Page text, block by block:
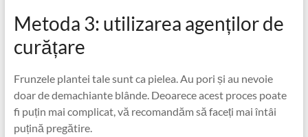
Metoda 3: utilizarea agenților de
curățare
Frunzele plantei tale sunt ca pielea. Au pori și au nevoie
doar de demachiante blânde. Deoarece acest proces poate
fi puțin mai complicat, vă recomandăm să faceți mai întâi
puțină pregătire.